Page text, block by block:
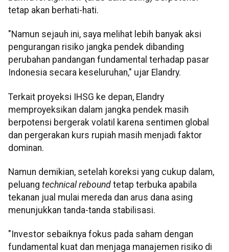
tetap akan berhati-hati.
"Namun sejauh ini, saya melihat lebih banyak aksi
pengurangan risiko jangka pendek dibanding
perubahan pandangan fundamental terhadap pasar
Indonesia secara keseluruhan," ujar Elandry.
Terkait proyeksi IHSG ke depan, Elandry
memproyeksikan dalam jangka pendek masih
berpotensi bergerak volatil karena sentimen global
dan pergerakan kurs rupiah masih menjadi faktor
dominan.
Namun demikian, setelah koreksi yang cukup dalam,
peluang technical rebound tetap terbuka apabila
tekanan jual mulai mereda dan arus dana asing
menunjukkan tanda-tanda stabilisasi.
"Investor sebaiknya fokus pada saham dengan
fundamental kuat dan menjaga manajemen risiko di